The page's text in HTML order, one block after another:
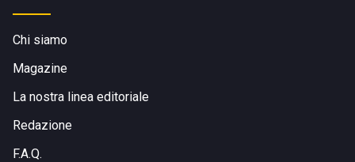
Chi siamo
Magazine
La nostra linea editoriale
Redazione
F.A.Q.